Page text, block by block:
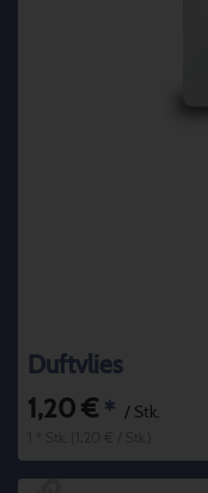
Duftvlies
1,20 € * / Stk.